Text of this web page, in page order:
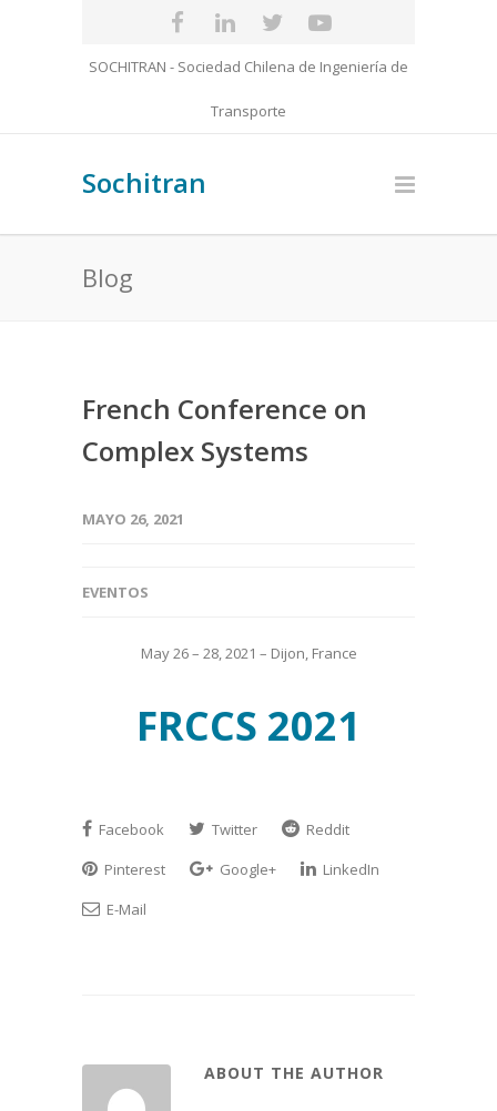
SOCHITRAN - Sociedad Chilena de Ingeniería de
Transporte
Sochitran
Blog
French Conference on
Complex Systems
MAYO 26, 2021
EVENTOS
May 26 – 28, 2021 – Dijon, France
FRCCS 2021
Facebook Twitter
Reddit
Pinterest
Google+
LinkedIn
E-Mail
ABOUT THE AUTHOR